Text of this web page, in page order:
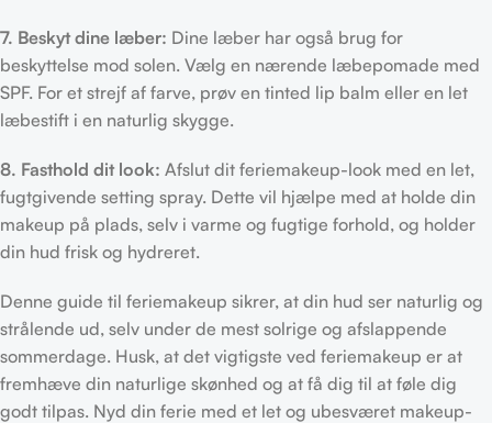
7. Beskyt dine læber: Dine læber har også brug for
beskyttelse mod solen. Vælg en nærende læbepomade med
SPF. For et strejf af farve, prøv en tinted lip balm eller en let
læbestift i en naturlig skygge.
8. Fasthold dit look: Afslut dit feriemakeup-look med en let,
fugtgivende setting spray. Dette vil hjælpe med at holde din
makeup på plads, selv i varme og fugtige forhold, og holder
din hud frisk og hydreret.
Denne guide til feriemakeup sikrer, at din hud ser naturlig og
strålende ud, selv under de mest solrige og afslappende
sommerdage. Husk, at det vigtigste ved feriemakeup er at
fremhæve din naturlige skønhed og at få dig til at føle dig
godt tilpas. Nyd din ferie med et let og ubesværet makeup-